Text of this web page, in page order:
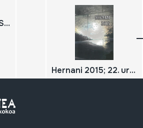
MUSIKASTE 42; EUSKAL MUSIKAREN ASTEA; SEMANA DE LA MÚSICA VASCA; ERRENTERIA; 2014; Maiatzaren 15etik 24ra; Del 15 al 24 de mayo
Hernani 2015; 22. urtekaria